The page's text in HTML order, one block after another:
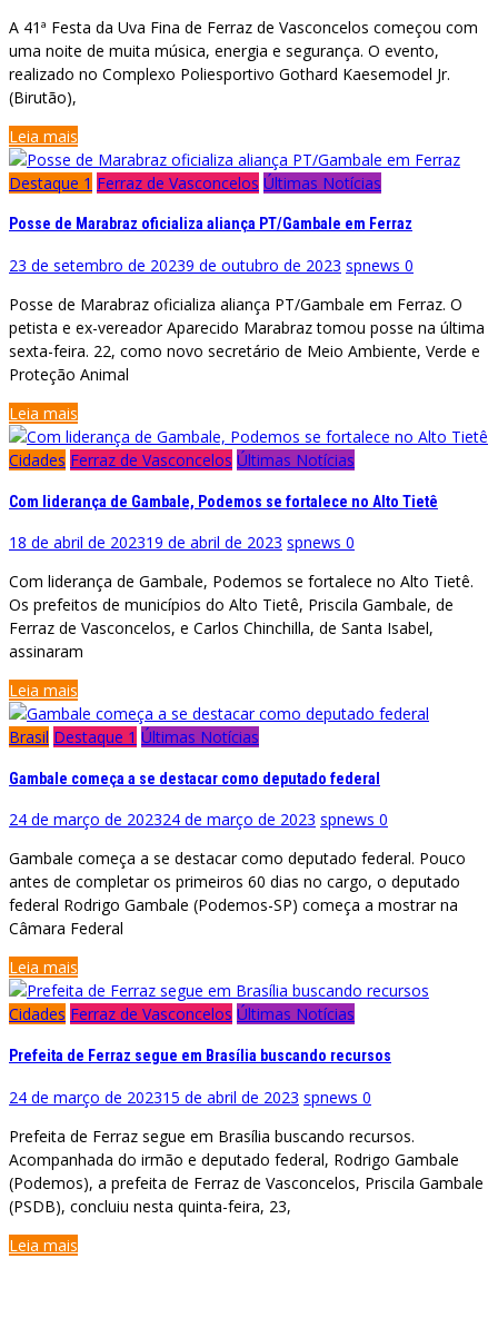
A 41ª Festa da Uva Fina de Ferraz de Vasconcelos começou com
uma noite de muita música, energia e segurança. O evento,
realizado no Complexo Poliesportivo Gothard Kaesemodel Jr.
(Birutão),
Leia mais
Destaque 1 Ferraz de Vasconcelos Últimas Notícias
Posse de Marabraz oficializa aliança PT/Gambale em Ferraz
23 de setembro de 20239 de outubro de 2023 spnews 0
Posse de Marabraz oficializa aliança PT/Gambale em Ferraz. O
petista e ex-vereador Aparecido Marabraz tomou posse na última
sexta-feira. 22, como novo secretário de Meio Ambiente, Verde e
Proteção Animal
Leia mais
Cidades Ferraz de Vasconcelos Últimas Notícias
Com liderança de Gambale, Podemos se fortalece no Alto Tietê
18 de abril de 202319 de abril de 2023 spnews 0
Com liderança de Gambale, Podemos se fortalece no Alto Tietê.
Os prefeitos de municípios do Alto Tietê, Priscila Gambale, de
Ferraz de Vasconcelos, e Carlos Chinchilla, de Santa Isabel,
assinaram
Leia mais
Brasil Destaque 1 Últimas Notícias
Gambale começa a se destacar como deputado federal
24 de março de 202324 de março de 2023 spnews 0
Gambale começa a se destacar como deputado federal. Pouco
antes de completar os primeiros 60 dias no cargo, o deputado
federal Rodrigo Gambale (Podemos-SP) começa a mostrar na
Câmara Federal
Leia mais
Cidades Ferraz de Vasconcelos Últimas Notícias
Prefeita de Ferraz segue em Brasília buscando recursos
24 de março de 202315 de abril de 2023 spnews 0
Prefeita de Ferraz segue em Brasília buscando recursos.
Acompanhada do irmão e deputado federal, Rodrigo Gambale
(Podemos), a prefeita de Ferraz de Vasconcelos, Priscila Gambale
(PSDB), concluiu nesta quinta-feira, 23,
Leia mais